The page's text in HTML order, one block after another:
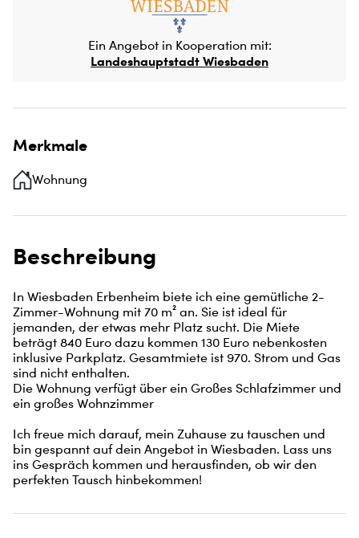
Ein Angebot in Kooperation mit:
Landeshauptstadt Wiesbaden
Merkmale
Wohnung
Beschreibung
In Wiesbaden Erbenheim biete ich eine gemütliche 2-
Zimmer-Wohnung mit 70 m² an. Sie ist ideal für
jemanden, der etwas mehr Platz sucht. Die Miete
beträgt 840 Euro dazu kommen 130 Euro nebenkosten
inklusive Parkplatz. Gesamtmiete ist 970. Strom und Gas
sind nicht enthalten.
Die Wohnung verfügt über ein Großes Schlafzimmer und
ein großes Wohnzimmer
Ich freue mich darauf, mein Zuhause zu tauschen und
bin gespannt auf dein Angebot in Wiesbaden. Lass uns
ins Gespräch kommen und herausfinden, ob wir den
perfekten Tausch hinbekommen!